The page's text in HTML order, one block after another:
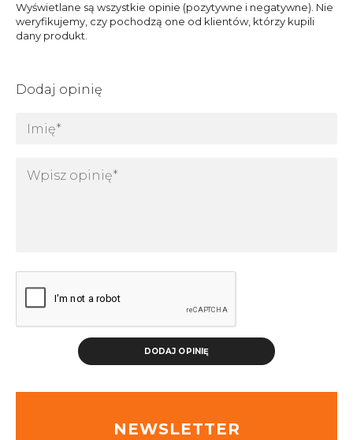
Wyświetlane są wszystkie opinie (pozytywne i negatywne). Nie
weryfikujemy, czy pochodzą one od klientów, którzy kupili
dany produkt.
Dodaj opinię
DODAJ OPINIĘ
NEWSLETTER